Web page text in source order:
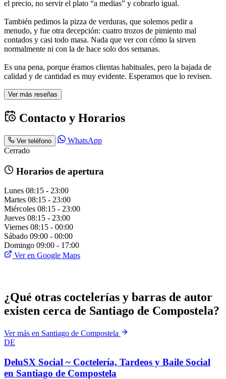
el precio, no servir el plato “a medias” y cobrarlo igual.
También pedimos la pizza de verduras, que solemos pedir a
menudo, y fue otra decepción: cuatro trozos de pimiento mal
contados y casi todo masa. Nada que ver con cómo la sirven
normalmente ni con la de hace solo dos semanas.
Es una pena, porque éramos clientas habituales, pero la bajada de
calidad y de cantidad es muy evidente. Esperamos que lo revisen.
Ver más reseñas
Contacto y Horarios
Ver teléfono
WhatsApp
Cerrado
Horarios de apertura
Lunes 08:15 - 23:00
Martes 08:15 - 23:00
Miércoles 08:15 - 23:00
Jueves 08:15 - 23:00
Viernes 08:15 - 00:00
Sábado 09:00 - 00:00
Domingo 09:00 - 17:00
Ver en Google Maps
¿Qué otras coctelerías y barras de autor
existen cerca de Santiago de Compostela?
Ver más en Santiago de Compostela
DE
DeluSX Social ~ Coctelería, Tardeos y Baile Social
en Santiago de Compostela